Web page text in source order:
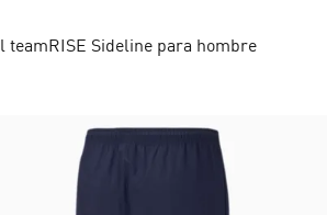
teamRISE Sideline para hombre